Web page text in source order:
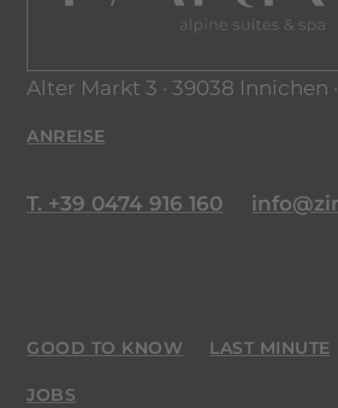
Alter Markt 3 · 39038 Innichen
ANREISE
T. +39 0474 916 160
GOOD TO KNOW LAST MINUTE
JOBS